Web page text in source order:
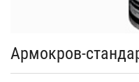
Армокров-